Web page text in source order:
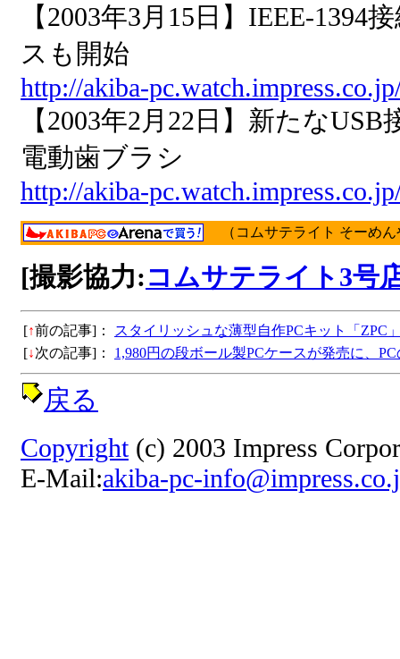
【2003年3月15日】IEEE-
スも開始
http://akiba-
【2003年2月22日】新たな
電動歯ブラシ
http://akiba-
（コムサテライト そーめ
[撮影協力:コムサテライト3号
[↑前の記事]：
スタイリッシュな薄型自作PCキット「ZPC
[↓次の記事]： 1,980円の段ボール製PCケースが発売に、
戻る
Copyright(c) 2003 Impress
E-Mail:akiba-pc-